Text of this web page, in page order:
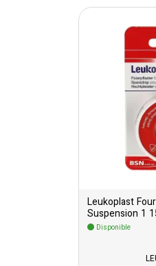
Leukoplast
Suspension 1
Disponible